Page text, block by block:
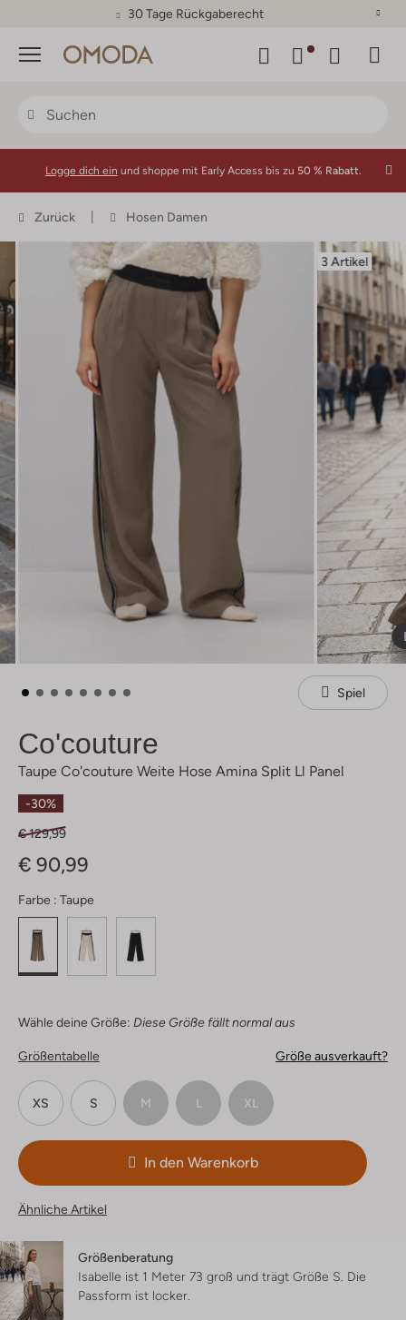
30 Tage Rückgaberecht
Menü
Logge dich ein und shoppe mit Early Access bis zu 50 % Rabatt.
Zurück Hosen Damen
3 Artikel
Spiel
Co'couture
Taupe Co'couture Weite Hose Amina Split Ll Panel
-30%
€ 129,99
€ 90,99
Farbe : Taupe
Wähle deine Größe: Diese Größe fällt normal aus
Größentabelle Größe ausverkauft?
XS S M L XL
In den Warenkorb
Ähnliche Artikel
Größenberatung
Isabelle ist 1 Meter 73 groß und trägt Größe S. Die
Passform ist locker